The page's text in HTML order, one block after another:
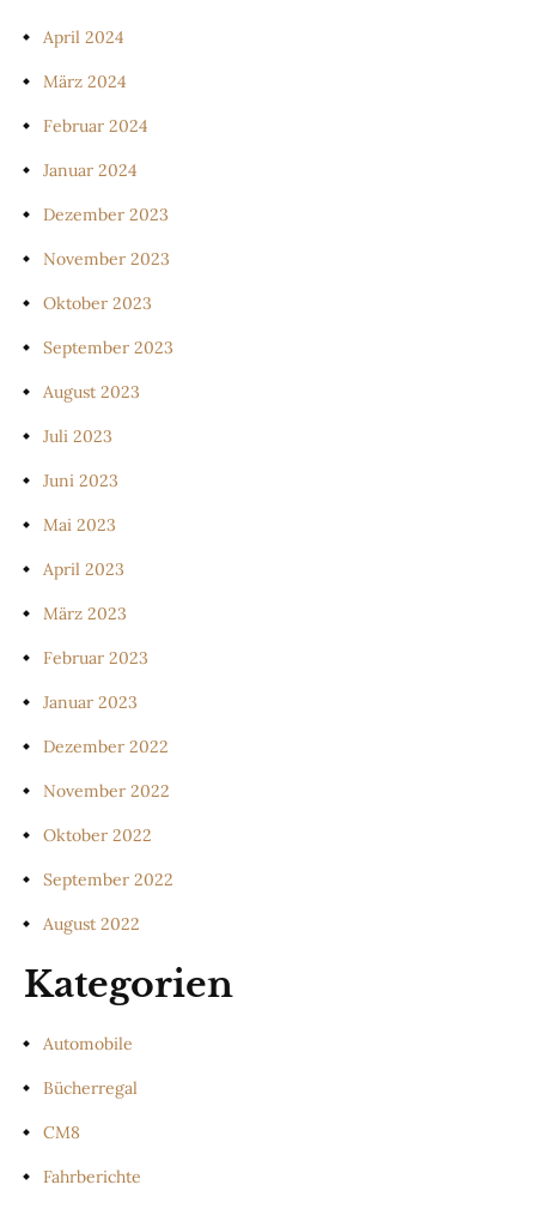
April 2024
März 2024
Februar 2024
Januar 2024
Dezember 2023
November 2023
Oktober 2023
September 2023
August 2023
Juli 2023
Juni 2023
Mai 2023
April 2023
März 2023
Februar 2023
Januar 2023
Dezember 2022
November 2022
Oktober 2022
September 2022
August 2022
Kategorien
Automobile
Bücherregal
CM8
Fahrberichte